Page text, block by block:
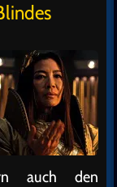
auch den